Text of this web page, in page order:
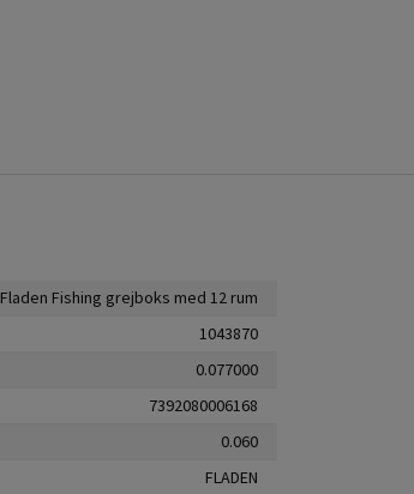
Fladen Fishing grejboks med 12 rum
1043870
0.077000
7392080006168
0.060
FLADEN